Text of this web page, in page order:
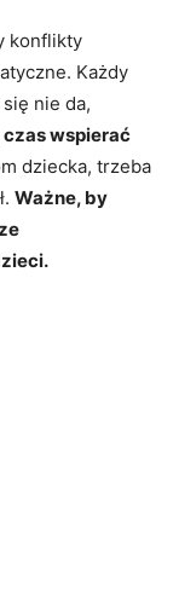
konflikty
Każdy
nie da,
wspierać
dziecka, trzeba
Ważne, by